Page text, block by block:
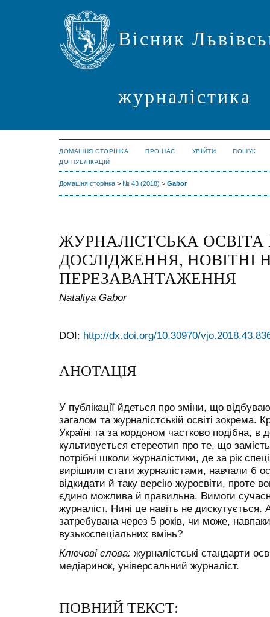
Вісник
журналістика
ДОМАШНЯ СТОРІНКА ПРО НАС УВІЙТИ
ПОШУК
ДО ПУБЛІКАЦІЙ
Домашня сторінка > № 43 (2018) > Gabor
ЖУРНАЛІСТСЬКА ОСВІТА
ДОСЛІДЖЕННЯ, НОВІТНІ
ПЕРЕЗАВАНТАЖЕННЯ
Nataliya Gabor
DOI: http://dx.doi.org/10.30970/
АНОТАЦІЯ
У публікації йдеться про зміни, що
загалом та журналістській освіті зокрема.
Україні та за кордоном частково подібна, в
культивується стереотип про те, що
потрібні школи журналістики, де за рік
вирішили стати журналістами, навчали б
відкидати й таку версію журосвіти, проте
єдино можлива й правильна. Вимоги
журналіст. Нині це навіть не дискутується.
затребувана через 5 років, чи може,
вузькоспеціальних вмінь?
Ключові слова: журналістські стандарти
медіаринок, універсальний журналіст.
ПОВНИЙ ТЕКСТ: